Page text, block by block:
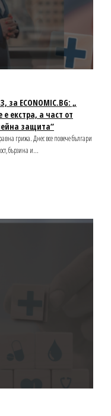
ECONOMIC.BG: „
екстра, а част от
защита“
грижа. Днес все повече българи
бързина и...